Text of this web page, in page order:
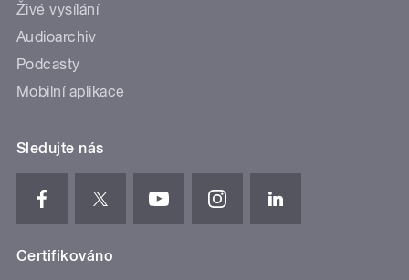
Živé vysílání
Audioarchiv
Podcasty
Mobilní aplikace
Sledujte nás
Certifikováno